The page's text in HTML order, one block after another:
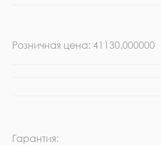
Розничная цена: 41130.000000
Гарантия: